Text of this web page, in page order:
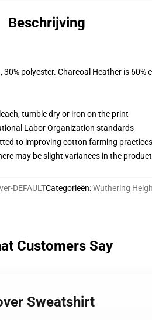
Beschrijving
polyester. Charcoal Heather is 60%
tumble dry or iron on the print
Labor Organization standards
to improving cotton farming
may be slight variances in the
DEFAULTCategorieën:Wuthering
Customers Say
Sweatshirt